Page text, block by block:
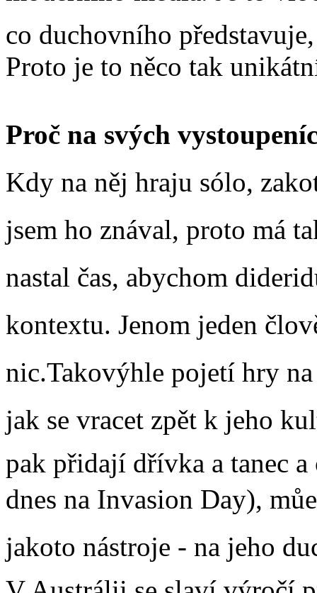
co duchovního
Proto je to něco tak
Proč na svých
Kdy na něj hraju sólo,
jsem ho znával, proto má
nastal čas, abychom
kontextu. Jenom jeden
nic.Takovýhle pojetí hry na
jak se vracet zpět k jeho
pak přidají dřívka a tanec
dnes na Invasion Day),
jakoto nástroje - na jeho